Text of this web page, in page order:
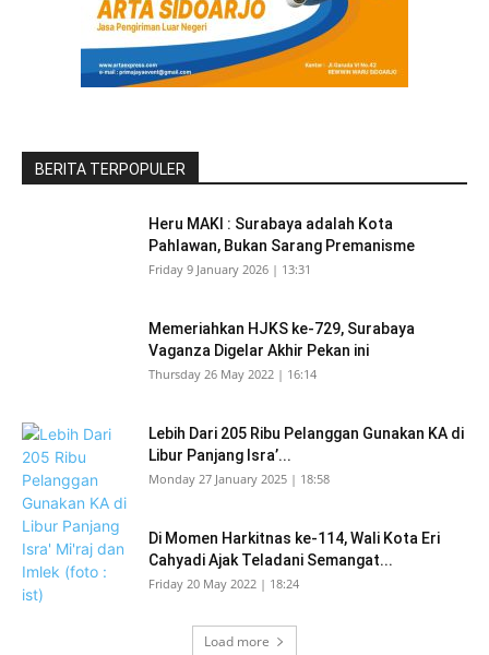
BERITA TERPOPULER
Heru MAKI : Surabaya adalah Kota
Pahlawan, Bukan Sarang Premanisme
Friday 9 January 2026 | 13:31
Memeriahkan HJKS ke-729, Surabaya
Vaganza Digelar Akhir Pekan ini
Thursday 26 May 2022 | 16:14
Lebih Dari 205 Ribu Pelanggan Gunakan KA di
Libur Panjang Isra’...
Monday 27 January 2025 | 18:58
Di Momen Harkitnas ke-114, Wali Kota Eri
Cahyadi Ajak Teladani Semangat...
Friday 20 May 2022 | 18:24
Load more